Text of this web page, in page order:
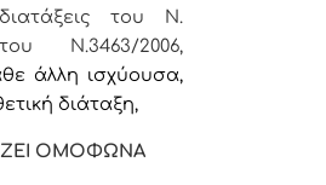
του Ν.
Ν.3463/2006,
άλλη ισχύουσα,
διάταξη,
ΟΜΟΦΩΝΑ